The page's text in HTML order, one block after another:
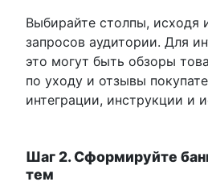
Выбирайте столпы, исходя
запросов аудитории. Для
это могут быть обзоры
по уходу и отзывы
интеграции, инструкции и
Шаг 2. Сформируйте
тем